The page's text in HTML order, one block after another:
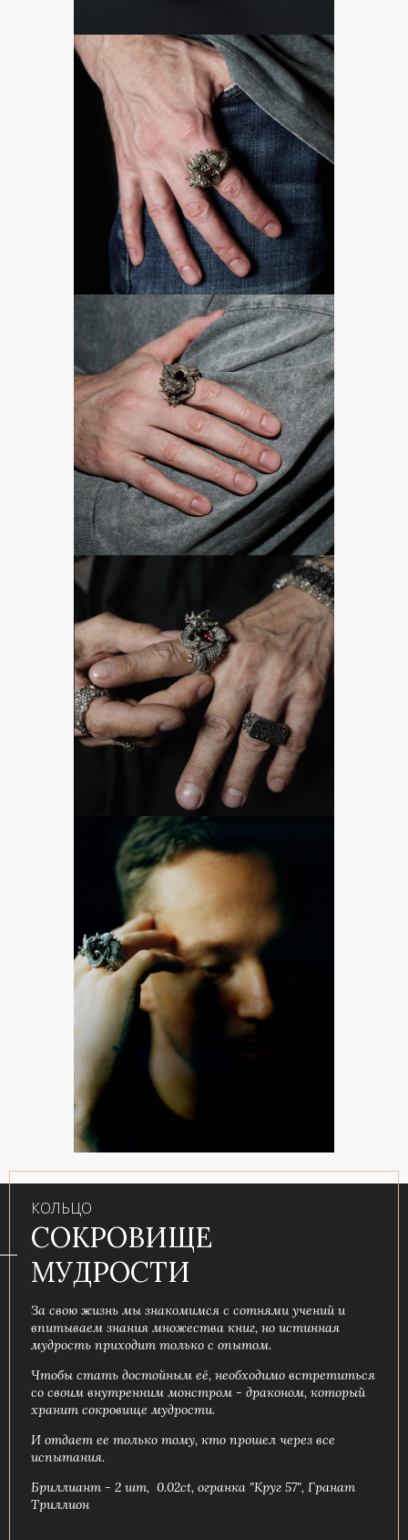
КОЛЬЦО
СОКРОВИЩЕ
МУДРОСТИ
За свою жизнь мы знакомимся с сотнями учений и
впитываем знания множества книг, но истинная
мудрость приходит только с опытом.
Чтобы стать достойным её, необходимо встретиться
со своим внутренним монстром - драконом, который
хранит сокровище мудрости.
И отдает ее только тому, кто прошел через все
испытания.
Бриллиант - 2 шт, 0.02ct, огранка "Круг 57", Гранат
Триллион